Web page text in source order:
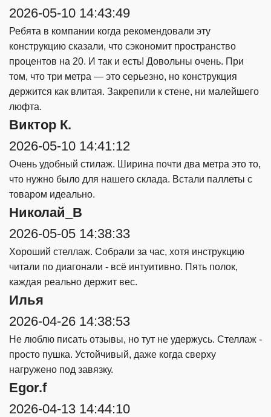
2026-05-10 14:43:49
Ребята в компании когда рекомендовали эту
конструкцию сказали, что сэкономит пространство
процентов на 20. И так и есть! Довольны очень. При
том, что три метра — это серьезно, но конструкция
держится как влитая. Закрепили к стене, ни малейшего
люфта.
Виктор К.
2026-05-10 14:41:12
Очень удобный стилаж. Ширина почти два метра это то,
что нужно было для нашего склада. Встали паллеты с
товаром идеально.
Николай_В
2026-05-05 14:38:33
Хороший стеллаж. Собрали за час, хотя инструкцию
читали по диагонали - всё интуитивно. Пять полок,
каждая реально держит вес.
Илья
2026-04-26 14:38:53
Не люблю писать отзывы, но тут не удержусь. Стеллаж -
просто пушка. Устойчивый, даже когда сверху
нагружено под завязку.
Egor.f
2026-04-13 14:44:10